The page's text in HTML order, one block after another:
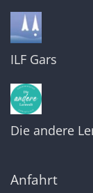
ILF Gars
Die andere
Anfahrt